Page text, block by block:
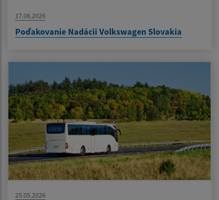
17.06.2026
Poďakovanie Nadácii Volkswagen Slovakia
25.05.2026